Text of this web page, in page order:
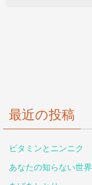
最近の投稿
ビタミンとニンニク
あなたの知らない世界